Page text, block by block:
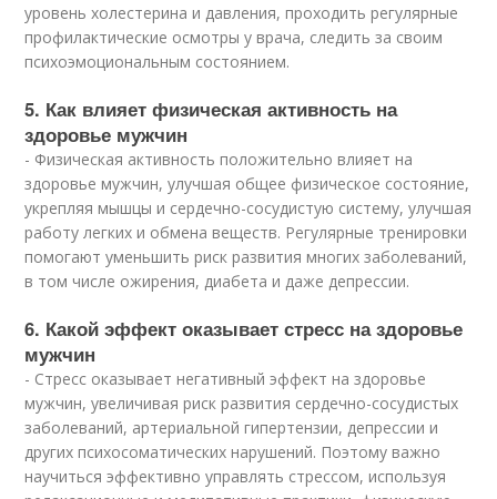
уровень холестерина и давления, проходить регулярные
профилактические осмотры у врача, следить за своим
психоэмоциональным состоянием.
5. Как влияет физическая активность на
здоровье мужчин
- Физическая активность положительно влияет на
здоровье мужчин, улучшая общее физическое состояние,
укрепляя мышцы и сердечно-сосудистую систему, улучшая
работу легких и обмена веществ. Регулярные тренировки
помогают уменьшить риск развития многих заболеваний,
в том числе ожирения, диабета и даже депрессии.
6. Какой эффект оказывает стресс на здоровье
мужчин
- Стресс оказывает негативный эффект на здоровье
мужчин, увеличивая риск развития сердечно-сосудистых
заболеваний, артериальной гипертензии, депрессии и
других психосоматических нарушений. Поэтому важно
научиться эффективно управлять стрессом, используя